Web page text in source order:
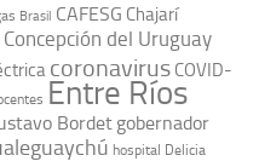
Brasil CAFESG Chajarí
Concepción del Uruguay
coronavirus COVID-
Entre Ríos
Bordet gobernador
hospital Delicia